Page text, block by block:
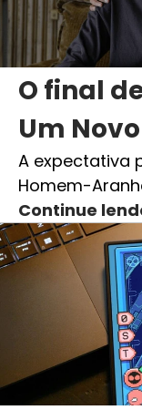
O final
Um
A expectativa
Homem-
Continue